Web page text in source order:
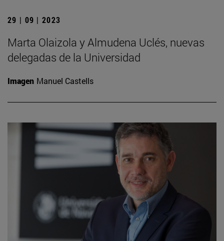
29 | 09 | 2023
Marta Olaizola y Almudena Uclés, nuevas
delegadas de la Universidad
Imagen Manuel Castells